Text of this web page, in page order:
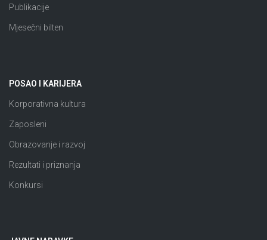
Publikacije
Mjesečni bilten
POSAO I KARIJERA
Korporativna kultura
Zaposleni
Obrazovanje i razvoj
Rezultati i priznanja
Konkursi